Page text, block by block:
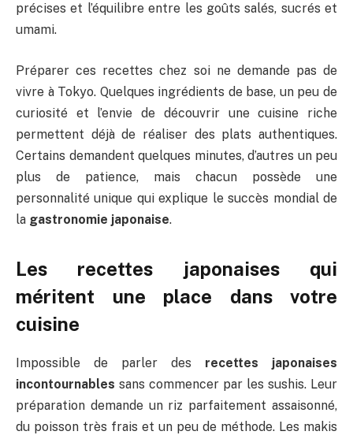
précises et l’équilibre entre les goûts salés, sucrés et
umami.
Préparer ces recettes chez soi ne demande pas de
vivre à Tokyo. Quelques ingrédients de base, un peu de
curiosité et l’envie de découvrir une cuisine riche
permettent déjà de réaliser des plats authentiques.
Certains demandent quelques minutes, d’autres un peu
plus de patience, mais chacun possède une
personnalité unique qui explique le succès mondial de
la gastronomie japonaise.
Les recettes japonaises qui
méritent une place dans votre
cuisine
Impossible de parler des recettes japonaises
incontournables sans commencer par les sushis. Leur
préparation demande un riz parfaitement assaisonné,
du poisson très frais et un peu de méthode. Les makis